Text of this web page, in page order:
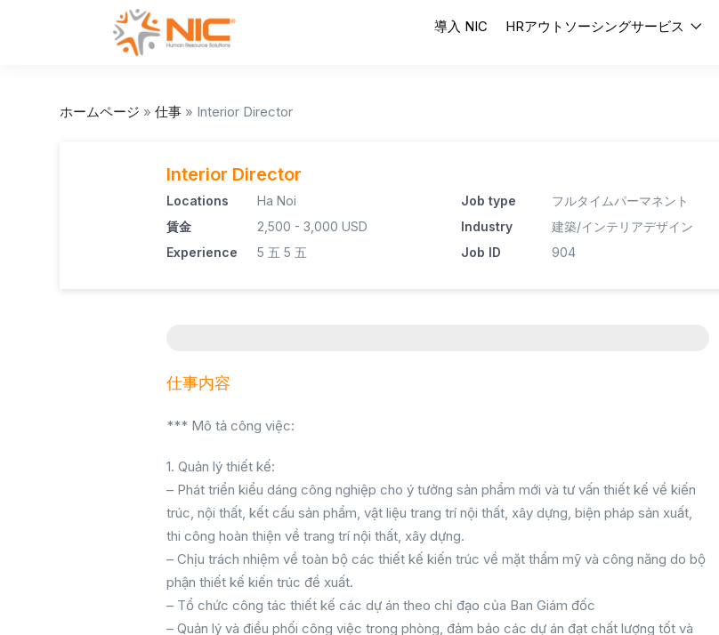
導入 NIC HRアウトソーシングサービス
ホームページ » 仕事 » Interior Director
Interior Director
Locations
Ha Noi
賃金
2,500 - 3,000 USD
Experience
5 五 5 五
Job type
フルタイムパーマネント
Industry
建築/インテリアデザイン
Job ID
904
仕事内容
*** Mô tả công việc:
1. Quản lý thiết kế:
– Phát triển kiểu dáng công nghiệp cho ý tưởng sản phẩm mới và tư vấn thiết kế về kiến
trúc, nội thất, kết cấu sản phẩm, vật liệu trang trí nội thất, xây dựng, biện pháp sản xuất,
thi công hoàn thiện về trang trí nội thất, xây dựng.
– Chịu trách nhiệm về toàn bộ các thiết kế kiến trúc về mặt thẩm mỹ và công năng do bộ
phận thiết kế kiến trúc đề xuất.
– Tổ chức công tác thiết kế các dự án theo chỉ đạo của Ban Giám đốc
– Quản lý và điều phối công việc trong phòng, đảm bảo các dự án đạt chất lượng tốt và